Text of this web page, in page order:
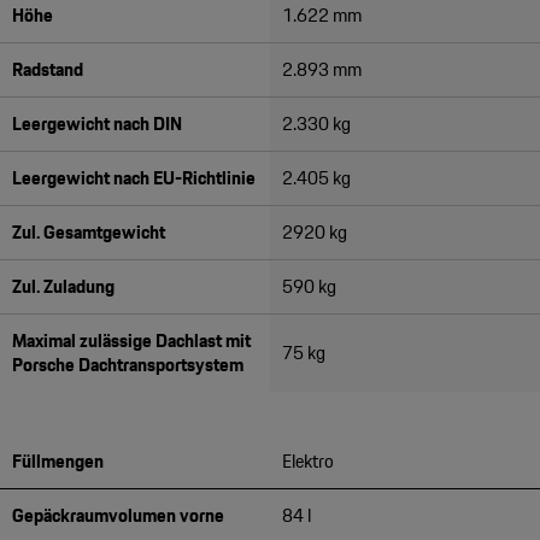
Höhe
1.622 mm
Radstand
2.893 mm
Leergewicht nach DIN
2.330 kg
Leergewicht nach EU-Richtlinie
2.405 kg
Zul. Gesamtgewicht
2920 kg
Zul. Zuladung
590 kg
Maximal zulässige Dachlast mit
Porsche Dachtransportsystem
75 kg
Füllmengen
Elektro
Gepäckraumvolumen vorne
84 l